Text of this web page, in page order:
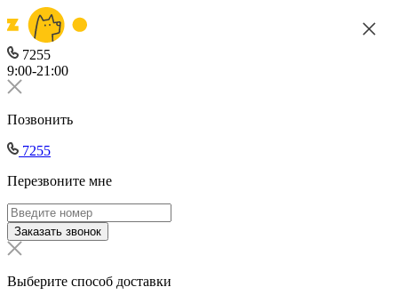
7255
9:00-21:00
Позвонить
7255
Перезвоните мне
Заказать звонок
Выберите способ доставки